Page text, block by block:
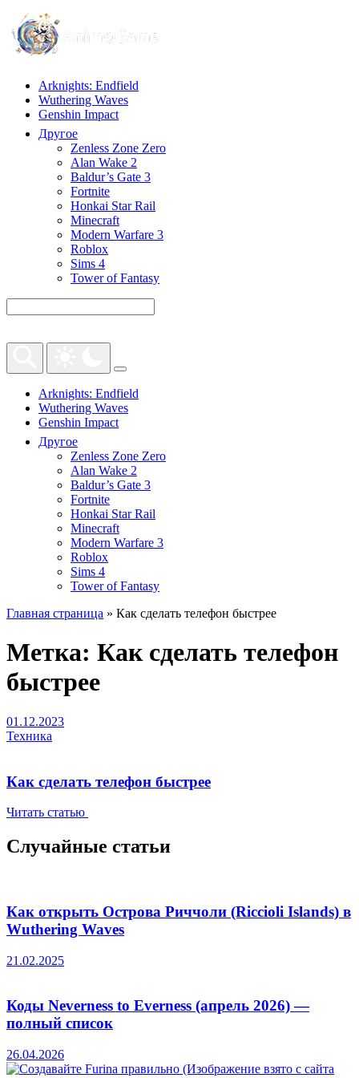
Arknights: Endfield
Wuthering Waves
Genshin Impact
Другое
Zenless Zone Zero
Alan Wake 2
Baldur’s Gate 3
Fortnite
Honkai Star Rail
Minecraft
Modern Warfare 3
Roblox
Sims 4
Tower of Fantasy
Arknights: Endfield
Wuthering Waves
Genshin Impact
Другое
Zenless Zone Zero
Alan Wake 2
Baldur’s Gate 3
Fortnite
Honkai Star Rail
Minecraft
Modern Warfare 3
Roblox
Sims 4
Tower of Fantasy
Главная страница » Как сделать телефон быстрее
Метка: Как сделать телефон
быстрее
01.12.2023
Техника
Как сделать телефон быстрее
Читать статью
Случайные статьи
Как открыть Острова Риччоли (Riccioli Islands) в
Wuthering Waves
21.02.2025
Коды Neverness to Everness (апрель 2026) —
полный список
26.04.2026